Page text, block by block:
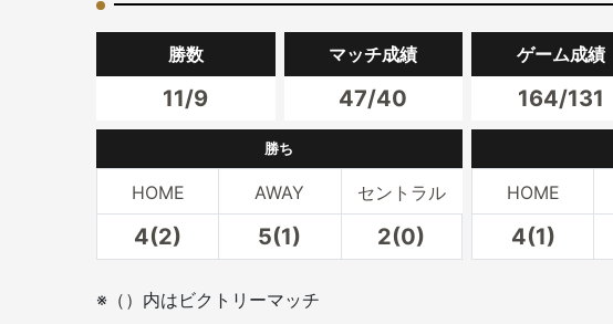
勝数
11/9
マッチ成績
47/40
ゲーム成績
164/131
HOME
4(2)
勝ち
AWAY
5(1)
セントラル
2(0)
HOME
4(1)
※（）内はビクトリーマッチ